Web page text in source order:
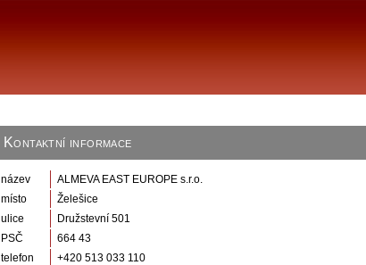
Kontaktní informace
název
ALMEVA EAST EUROPE s.r.o.
místo
Želešice
ulice
Družstevní 501
PSČ
664 43
telefon
+420 513 033 110